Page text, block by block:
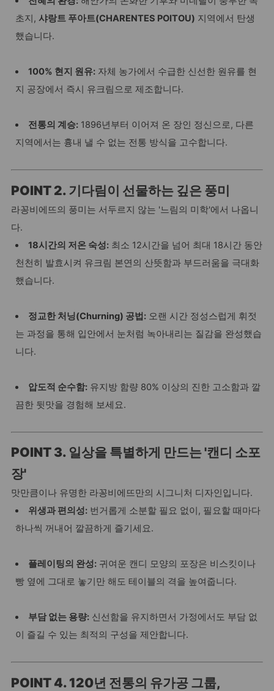
초지,샤랑트 푸아트(CHARENTES POITOU) 지역에서 탄생
했습니다.
100% 현지 원유:자체 농가에서 수급한 신선한 원유를 현
지 공장에서 즉시 유크림으로 제조합니다.
전통의 계승:1896년부터 이어져 온 장인 정신으로, 다른
지역에서는 흉내 낼 수 없는 전통 방식을 고수합니다.
POINT 2. 기다림이 선물하는 깊은 풍미
라꽁비에뜨의 풍미는 서두르지 않는 '느림의 미학'에서 나옵니
다.
18시간의 저온 숙성:최소 12시간을 넘어 최대 18시간 동안
천천히 발효시켜 유크림 본연의 산뜻함과 부드러움을 극대화
했습니다.
정교한 처닝(Churning) 공법:오랜 시간 정성스럽게 휘젓
는 과정을 통해 입안에서 눈처럼 녹아내리는 질감을 완성했습
니다.
압도적 순수함:유지방 함량 80% 이상의 진한 고소함과 깔
끔한 뒷맛을 경험해 보세요.
POINT 3. 일상을 특별하게 만드는 '캔디 소포
장'
맛만큼이나 유명한 라꽁비에뜨만의 시그니처 디자인입니다.
위생과 편의성:번거롭게 소분할 필요 없이, 필요할 때마다
하나씩 꺼내어 깔끔하게 즐기세요.
플레이팅의 완성:귀여운 캔디 모양의 포장은 비스킷이나
빵 옆에 그대로 놓기만 해도 테이블의 격을 높여줍니다.
부담 없는 용량:신선함을 유지하면서 가정에서도 부담 없
이 즐길 수 있는 최적의 구성을 제안합니다.
POINT 4. 120년 전통의 유가공 그룹,